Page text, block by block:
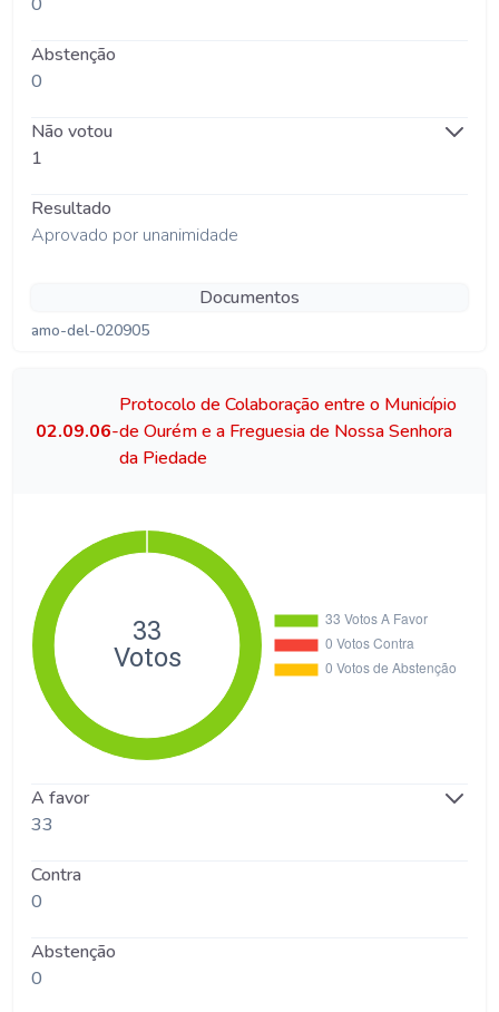
Abstenção
0
Não votou
1
Resultado
Aprovado por unanimidade
Documentos
amo-del-020905
02.09.06-
Protocolo de Colaboração entre o Município
de Ourém e a Freguesia de Nossa Senhora
da Piedade
A favor
33
Contra
0
Abstenção
0